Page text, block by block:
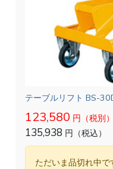
テーブルリフト BS-
123,580 円（税別）
135,938 円（税込）
ただいま品切れ中で